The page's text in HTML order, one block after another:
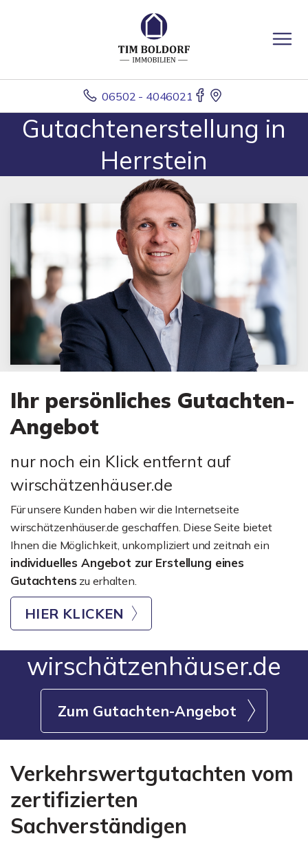
06502 - 4046021
Gutachtenerstellung in
Herrstein
Ihr persönliches Gutachten-
Angebot
nur noch ein Klick entfernt auf
wirschätzenhäuser.de
Für unsere Kunden haben wir die Internetseite
wirschätzenhäuser.de geschaffen. Diese Seite bietet
Ihnen die Möglichkeit, unkompliziert und zeitnah ein
individuelles Angebot zur Erstellung eines
Gutachtens zu erhalten.
HIER KLICKEN
wirschätzenhäuser.de
Zum Gutachten-Angebot
Verkehrswertgutachten vom
zertifizierten
Sachverständigen